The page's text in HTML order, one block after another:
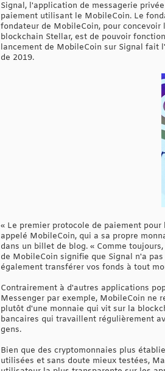
Signal, l'application de messagerie
paiement utilisant le MobileCoin. Le
fondateur de MobileCoin, pour
blockchain Stellar, est de pouvoir
lancement de MobileCoin sur Signal fait
de 2019.
« Le premier protocole de paiement
appelé MobileCoin, qui a sa propre
dans un billet de blog. « Comme
de MobileCoin signifie que Signal n'a
également transférer vos fonds à tout
Contrairement à d'autres applications
Messenger par exemple, MobileCoin ne
plutôt d'une monnaie qui vit sur la
bancaires qui travaillent régulièrement
gens.
Bien que des cryptomonnaies plus
utilisées et sans doute mieux testées,